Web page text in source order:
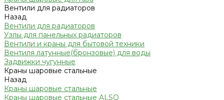
Вентили для радиаторов
Назад
Вентили для радиаторов
Узлы для панельных радиаторов
Вентили и краны для бытовой техники
Вентиля латунные(бронзовые) для воды
Задвижки чугунные
Краны шаровые стальные
Назад
Краны шаровые стальные
Краны шаровые стальные ALSO